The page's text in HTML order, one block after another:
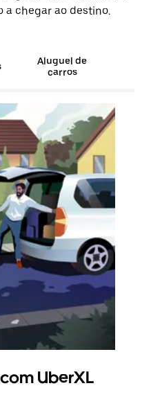
a chegar ao destino.
Aluguel de
carros
UberXL